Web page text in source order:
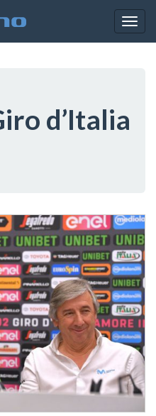
d’Italia